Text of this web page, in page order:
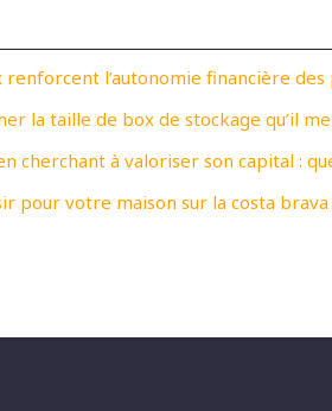
l’autonomie financière des
la taille de box de stockage qu’il
cherchant à valoriser son capital :
pour votre maison sur la costa brava